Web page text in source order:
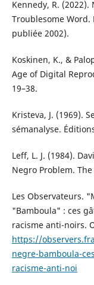
Kennedy, R.
Troublesome
publiée 2002).
Koskinen, K., &
Age of Digital
19–38.
Kristeva, J. (1969).
sémanalyse.
Leff, L. J. (1984).
Negro Problem.
Les Observateurs.
"Bamboula" : ces
racisme anti-noirs.
https://
negre-bamboula-
racisme-anti-noi